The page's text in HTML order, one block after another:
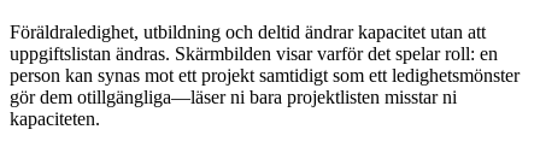
Föräldraledighet, utbildning och deltid ändrar kapacitet utan att
uppgiftslistan ändras. Skärmbilden visar varför det spelar roll: en
person kan synas mot ett projekt samtidigt som ett ledighetsmönster
gör dem otillgängliga—läser ni bara projektlisten misstar ni
kapaciteten.